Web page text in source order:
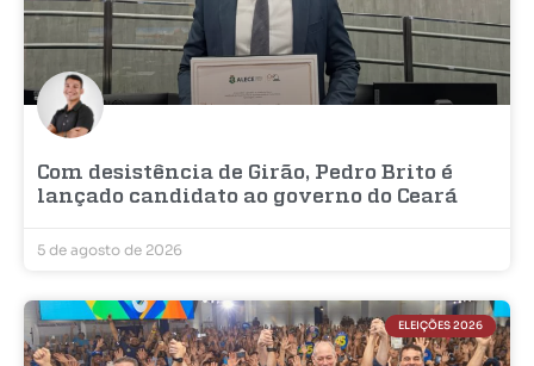
Com desistência de Girão, Pedro Brito é
lançado candidato ao governo do Ceará
5 de agosto de 2026
ELEIÇÕES 2026